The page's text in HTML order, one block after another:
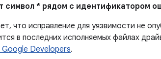
символ * рядом с идентификатором
что исправление для уязвимости не
в последних исполняемых файлах
Google Developers.